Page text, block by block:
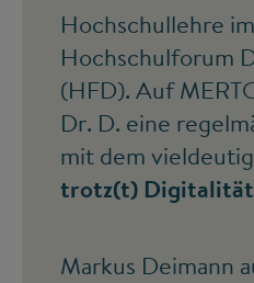
Hochschullehre im
Hochschulforum
(HFD). Auf
Dr. D. eine
mit dem
trotz(t)
Markus Deimann